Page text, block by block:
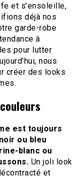
et s’ensoleille,
déjà nos
garde-robe
à
pour lutter
nous
créer des looks
est toujours
ou bleu
blanc ou
Un joli look
et